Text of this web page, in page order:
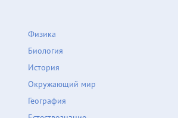
Физика
Биология
История
Окружающий мир
География